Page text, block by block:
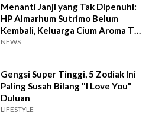
Menanti Janji yang Tak Dipenuhi:
HP Almarhum Sutrimo Belum
Kembali, Keluarga Cium Aroma Tak
Beres
NEWS
Gengsi Super Tinggi, 5 Zodiak Ini
Paling Susah Bilang "I Love You"
Duluan
LIFESTYLE